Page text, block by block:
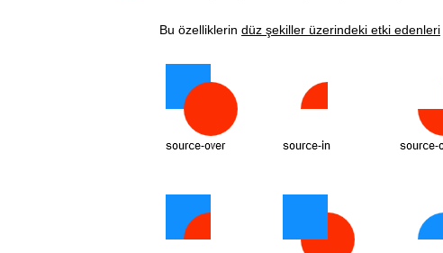
Bu özelliklerin düz şekiller üzerindeki etki edenleri